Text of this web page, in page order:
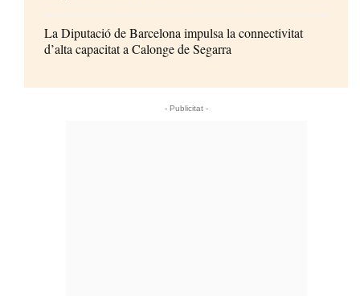
La Diputació de Barcelona impulsa la connectivitat
d’alta capacitat a Calonge de Segarra
- Publicitat -